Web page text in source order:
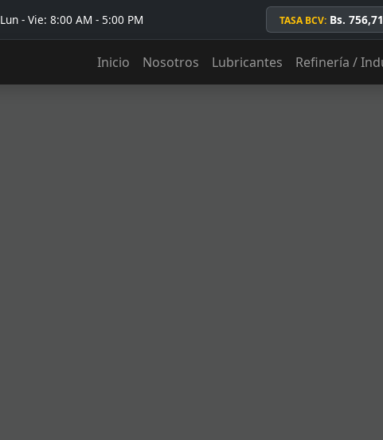
Lun - Vie: 8:00 AM - 5:00 PM TASA BCV: Bs. 756,71
Inicio Nosotros Lubricantes Refinería /